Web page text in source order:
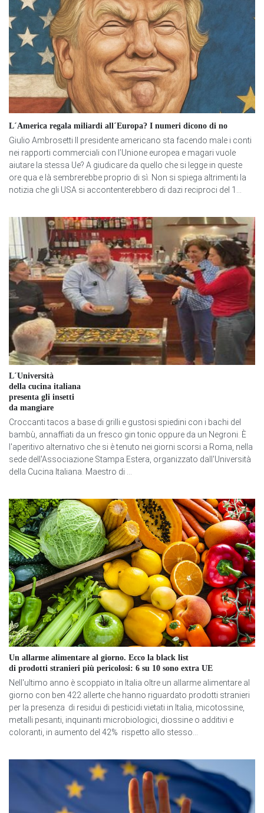
L´America regala miliardi all´Europa? I numeri dicono di no
Giulio Ambrosetti Il presidente americano sta facendo male i conti
nei rapporti commerciali con l’Unione europea e magari vuole
aiutare la stessa Ue? A giudicare da quello che si legge in queste
ore qua e là sembrerebbe proprio di sì. Non si spiega altrimenti la
notizia che gli USA si accontenterebbero di dazi reciproci del 1...
L´Università
della cucina italiana
presenta gli insetti
da mangiare
Croccanti tacos a base di grilli e gustosi spiedini con i bachi del
bambù, annaffiati da un fresco gin tonic oppure da un Negroni. È
l'aperitivo alternativo che si è tenuto nei giorni scorsi a Roma, nella
sede dell'Associazione Stampa Estera, organizzato dall'Università
della Cucina Italiana. Maestro di ...
Un allarme alimentare al giorno. Ecco la black list
di prodotti stranieri più pericolosi: 6 su 10 sono extra UE
Nell'ultimo anno è scoppiato in Italia oltre un allarme alimentare al
giorno con ben 422 allerte che hanno riguardato prodotti stranieri
per la presenza di residui di pesticidi vietati in Italia, micotossine,
metalli pesanti, inquinanti microbiologici, diossine o additivi e
coloranti, in aumento del 42% rispetto allo stesso...